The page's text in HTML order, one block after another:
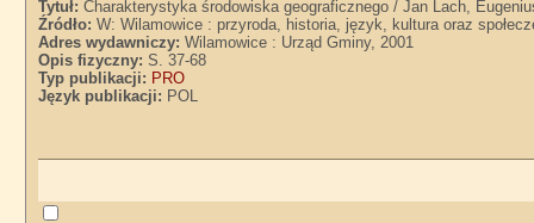
Tytuł:Charakterystyka środowiska geograficznego / Jan Lach,
Źródło:W: Wilamowice : przyroda, historia, język, kultura oraz
Adres wydawniczy:Wilamowice : Urząd Gminy, 2001
Opis fizyczny:S. 37-68
Typ publikacji: PRO
Język publikacji: POL